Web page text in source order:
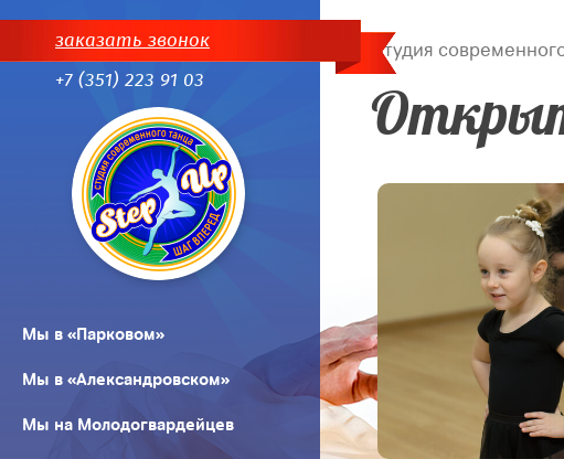
заказать звонок
+7 (351) 223 91 03
Мы в «Парковом»
Мы в «Александровском»
Мы на Молодогвардейцев
Студия